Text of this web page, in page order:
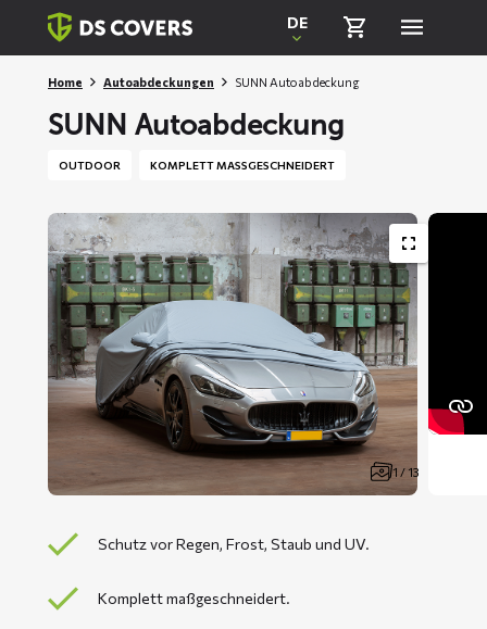
Skiplinks
DE
Home Autoabdeckungen SUNN Autoabdeckung
SUNN Autoabdeckung
OUTDOOR KOMPLETT MASSGESCHNEIDERT
1 / 13
Schutz vor Regen, Frost, Staub und UV.
Komplett maßgeschneidert.